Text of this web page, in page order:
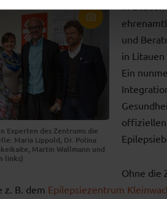
Experten des Zentrums die
Maria Lippold, Dr. Polina
Martin Wallmann und
links)
In
und
in
Ein
Ohne die
z. B. dem Epilepsiezentrum